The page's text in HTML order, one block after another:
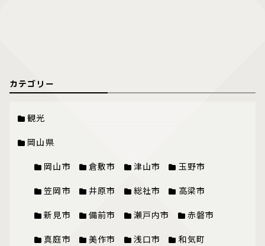
カテゴリー
観光
岡山県
岡山市 倉敷市 津山市 玉野市
笠岡市 井原市 総社市 高梁市
新見市 備前市 瀬戸内市 赤磐市
真庭市 美作市 浅口市 和気町